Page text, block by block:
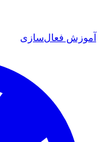
فعال‌سازی